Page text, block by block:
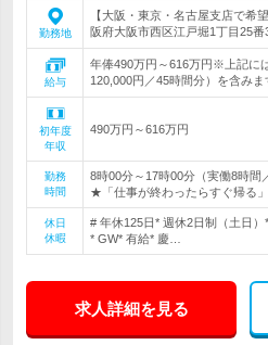
勤務地
【大阪・東京・名古屋支店で希
阪府大阪市西区江戸堀1丁目25番
給与
年俸490万円～616万円※上記に
120,000円／45時間分）を含み
初年度
年収
490万円～616万円
勤務
時間
8時00分～17時00分（実働8時
★「仕事が終わったらすぐ帰る
休日
休暇
# 年休125日* 週休2日制（土日
* GW* 有給* 慶…
求人詳細を見る